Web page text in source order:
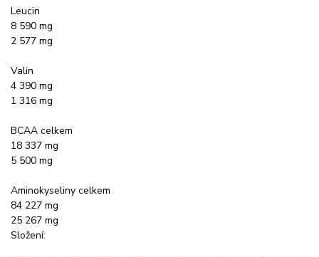
Leucin
8 590 mg
2 577 mg
Valin
4 390 mg
1 316 mg
BCAA celkem
18 337 mg
5 500 mg
Aminokyseliny celkem
84 227 mg
25 267 mg
Složení: